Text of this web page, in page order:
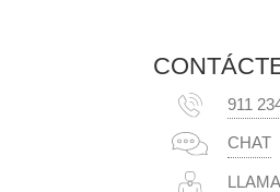
911
CHAT